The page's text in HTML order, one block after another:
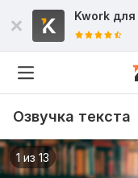
Kwork для
Озвучка текста
1 из 13